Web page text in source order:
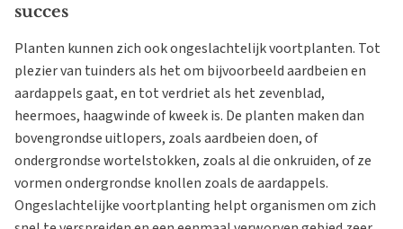
succes
Planten kunnen zich ook ongeslachtelijk voortplanten. Tot
plezier van tuinders als het om bijvoorbeeld aardbeien en
aardappels gaat, en tot verdriet als het zevenblad,
heermoes, haagwinde of kweek is. De planten maken dan
bovengrondse uitlopers, zoals aardbeien doen, of
ondergrondse wortelstokken, zoals al die onkruiden, of ze
vormen ondergrondse knollen zoals de aardappels.
Ongeslachtelijke voortplanting helpt organismen om zich